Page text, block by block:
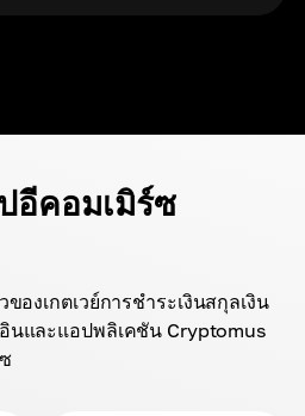
อีคอมเมิร์ซ
องเกตเวย์การชำระเงินสกุลเงิน
นและแอปพลิเคชัน Cryptomus